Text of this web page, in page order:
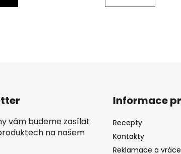
vám budeme zasílat
na našem
Informace
Recepty
Kontakty
Reklamace a